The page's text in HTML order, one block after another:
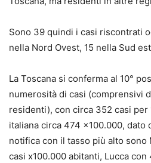
Sono 39 quindi i casi riscontrati
nella Nord Ovest, 15 nella Sud
La Toscana si conferma al 10°
numerosità di casi (comprensivi
residenti), con circa 352 casi per
italiana circa 474 x100.000, dato
notifica con il tasso più alto sono
casi x100.000 abitanti, Lucca